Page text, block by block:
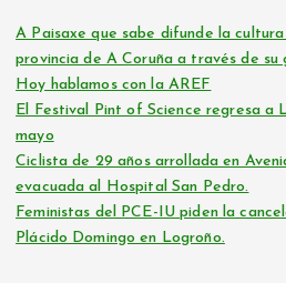
A Paisaxe que sabe difunde la
provincia de A Coruña a través de su
Hoy hablamos con la AREF
El Festival Pint of Science regresa a
mayo
Ciclista de 29 años arrollada en
evacuada al Hospital San Pedro.
Feministas del PCE-IU piden la
Plácido Domingo en Logroño.